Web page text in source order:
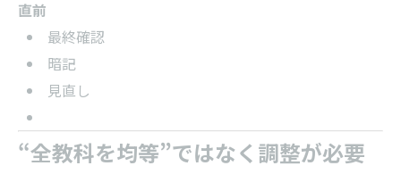
直前
最終確認
暗記
見直し
“全教科を均等”ではなく調整が必要